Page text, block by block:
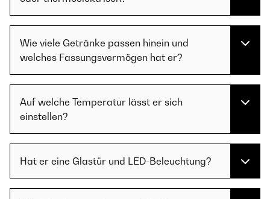
Wie viele Getränke passen hinein und
welches Fassungsvermögen hat er?
Auf welche Temperatur lässt er sich
einstellen?
Hat er eine Glastür und LED-Beleuchtung?